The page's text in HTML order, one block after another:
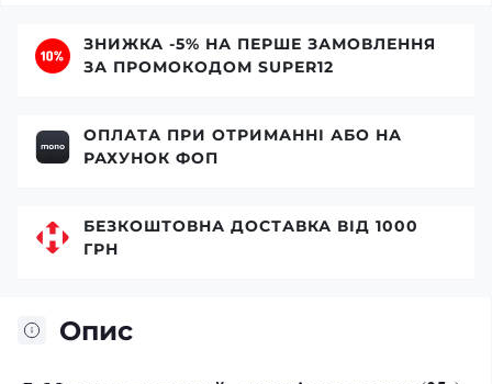
Опис
ЗНИЖКА -5% НА ПЕРШЕ ЗАМОВЛЕННЯ
ЗА ПРОМОКОДОМ SUPER12
ОПЛАТА ПРИ ОТРИМАННІ АБО НА
РАХУНОК ФОП
БЕЗКОШТОВНА ДОСТАВКА ВІД 1000
ГРН